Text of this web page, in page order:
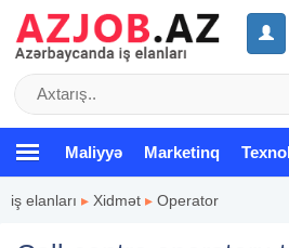
Maliyyə Marketinq
iş elanları ▸ Xidmət ▸ Operator